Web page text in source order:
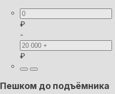
₽
-
₽
Пешком до подъёмника